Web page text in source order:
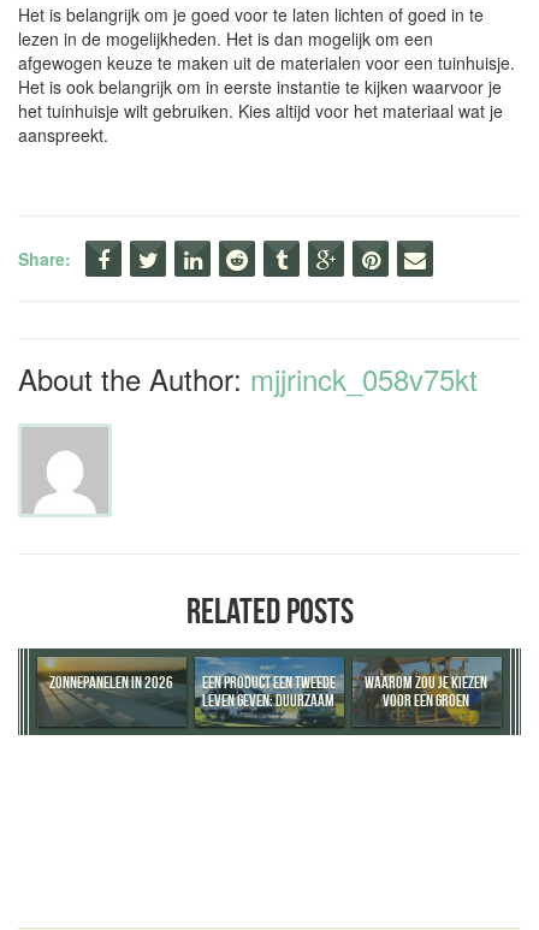
Het is belangrijk om je goed voor te laten lichten of goed in te
lezen in de mogelijkheden. Het is dan mogelijk om een
afgewogen keuze te maken uit de materialen voor een tuinhuisje.
Het is ook belangrijk om in eerste instantie te kijken waarvoor je
het tuinhuisje wilt gebruiken. Kies altijd voor het materiaal wat je
aanspreekt.
Share:
About the Author: mjjrinck_058v75kt
RELATED POSTS
ZONNEPANELEN IN 2026
EEN PRODUCT EEN TWEEDE
LEVEN GEVEN: DUURZAAM
DENKEN BEGINT BIJ
DOORVERKOPEN
WAAROM ZOU JE KIEZEN
VOOR EEN GROEN
SCHOOLPLEIN?